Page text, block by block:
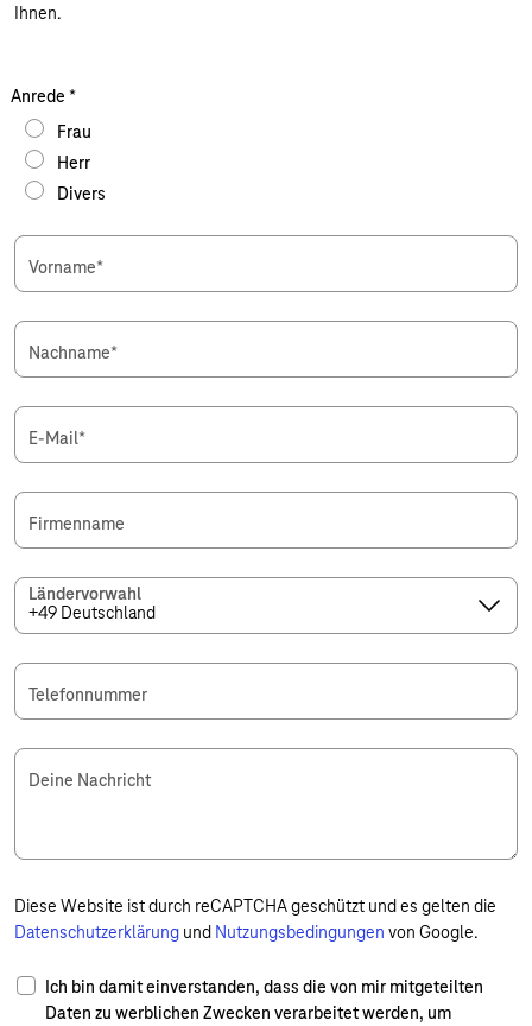
Ihnen.
Anrede *
Frau
Herr
Divers
Vorname*
Nachname*
E-Mail*
Firmenname
Ländervorwahl
Telefonnummer
Deine Nachricht
Diese Website ist durch reCAPTCHA geschützt und es gelten die
Datenschutzerklärung und Nutzungsbedingungen von Google.
Ich bin damit einverstanden, dass die von mir mitgeteilten
Daten zu werblichen Zwecken verarbeitet werden, um